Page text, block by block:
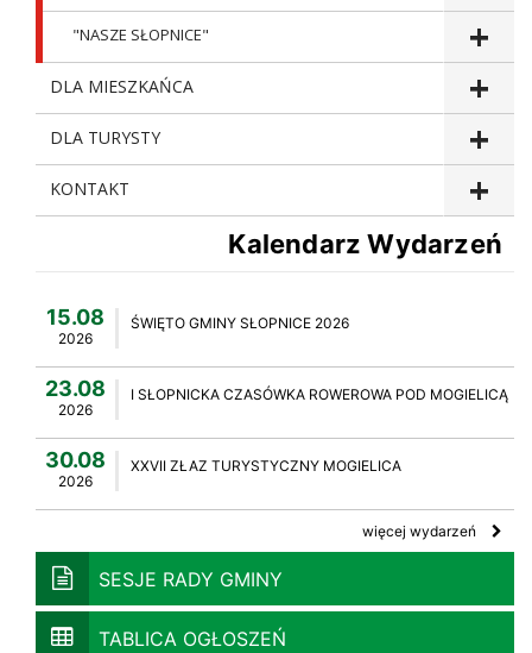
"NASZE SŁOPNICE"
DLA MIESZKAŃCA
DLA TURYSTY
KONTAKT
Kalendarz Wydarzeń
15.08
2026
ŚWIĘTO GMINY SŁOPNICE 2026
23.08
2026
I SŁOPNICKA CZASÓWKA ROWEROWA POD MOGIELICĄ
30.08
2026
XXVII ZŁAZ TURYSTYCZNY MOGIELICA
więcej wydarzeń
SESJE RADY GMINY
TABLICA OGŁOSZEŃ